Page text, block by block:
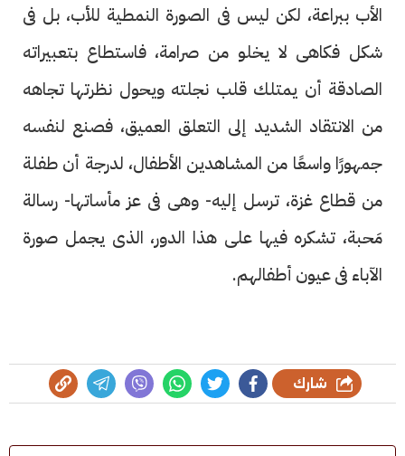
الأب ببراعة، لكن ليس فى الصورة النمطية للأب، بل فى
شكل فكاهى لا يخلو من صرامة، فاستطاع بتعبيراته
الصادقة أن يمتلك قلب نجلته ويحول نظرتها تجاهه
من الانتقاد الشديد إلى التعلق العميق، فصنع لنفسه
جمهورًا واسعًا من المشاهدين الأطفال، لدرجة أن طفلة
من قطاع غزة، ترسل إليه- وهى فى عز مأساتها- رسالة
مَحبة، تشكره فيها على هذا الدور، الذى يجمل صورة
الآباء فى عيون أطفالهم.
شارك